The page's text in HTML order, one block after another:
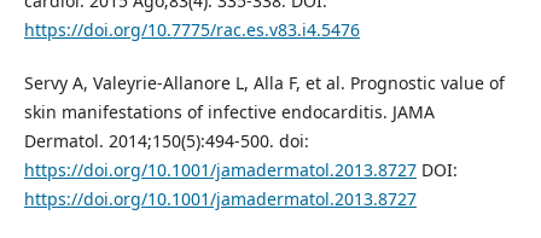
https://doi.org/10.7775/rac.es.v83.i4.5476
Servy A, Valeyrie-Allanore L, Alla F, et al. Prognostic value of
skin manifestations of infective endocarditis. JAMA
Dermatol. 2014;150(5):494-500. doi:
https://doi.org/10.1001/jamadermatol.2013.8727DOI:
https://doi.org/10.1001/jamadermatol.2013.8727